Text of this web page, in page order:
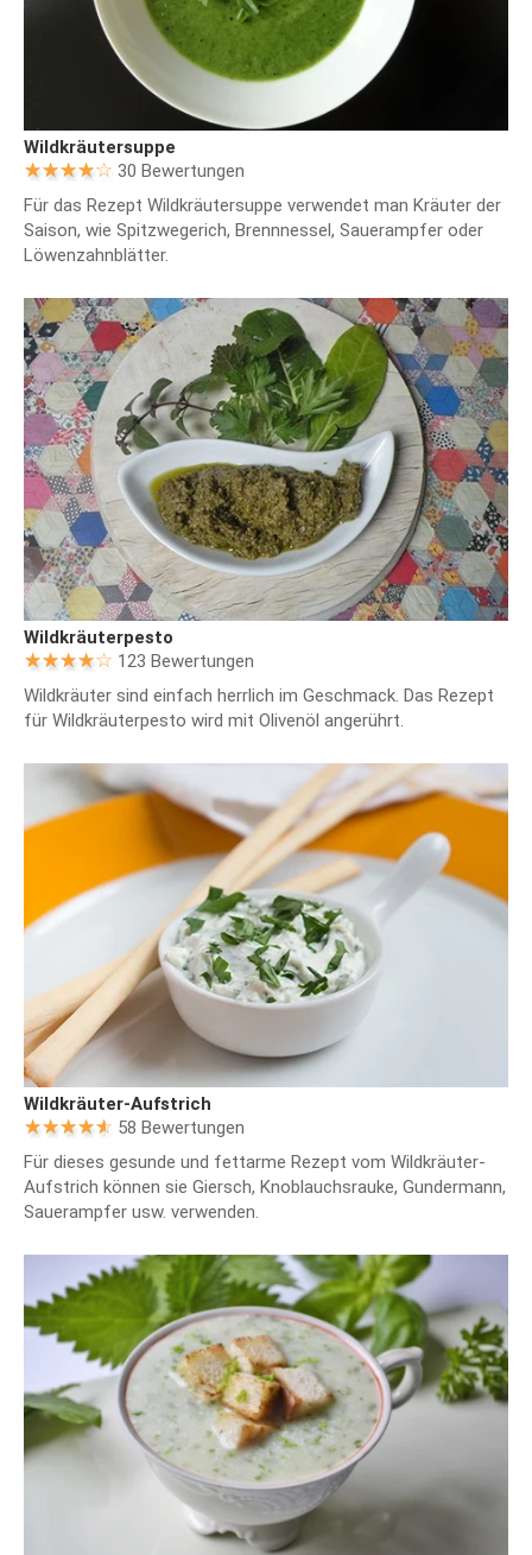
Wildkräutersuppe
30 Bewertungen
Für das Rezept Wildkräutersuppe verwendet man Kräuter der
Saison, wie Spitzwegerich, Brennnessel, Sauerampfer oder
Löwenzahnblätter.
Wildkräuterpesto
123 Bewertungen
Wildkräuter sind einfach herrlich im Geschmack. Das Rezept
für Wildkräuterpesto wird mit Olivenöl angerührt.
Wildkräuter-Aufstrich
58 Bewertungen
Für dieses gesunde und fettarme Rezept vom Wildkräuter-
Aufstrich können sie Giersch, Knoblauchsrauke, Gundermann,
Sauerampfer usw. verwenden.